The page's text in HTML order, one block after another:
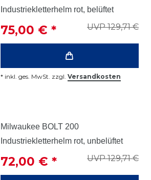
Industriekletterhelm rot, belüftet
UVP 129,71 €
75,00 € *
* inkl. ges. MwSt. zzgl. Versandkosten
Milwaukee BOLT 200
Industriekletterhelm rot, unbelüftet
UVP 129,71 €
72,00 € *